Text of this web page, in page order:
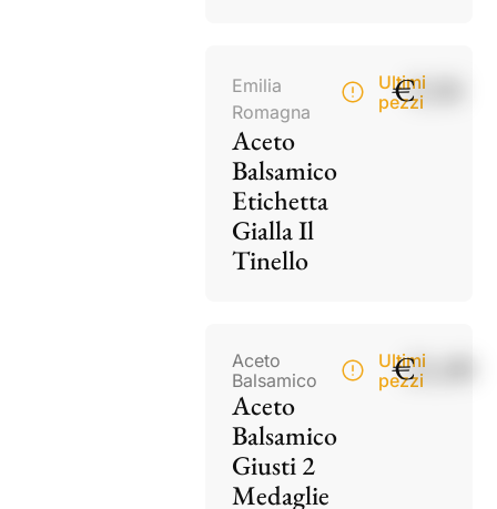
Emilia
Romagna
Aceto
Balsamico
Etichetta
Gialla Il
Tinello
Ultimi
pezzi
€9,50
Aceto
Balsamico
Aceto
Balsamico
Giusti 2
Medaglie
Ultimi
pezzi
€21,00